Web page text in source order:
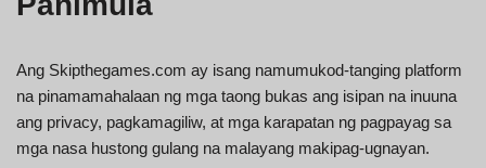
Ang Skipthegames.com ay isang namumukod-tanging platform
na pinamamahalaan ng mga taong bukas ang isipan na inuuna
ang privacy, pagkamagiliw, at mga karapatan ng pagpayag sa
mga nasa hustong gulang na malayang makipag-ugnayan.